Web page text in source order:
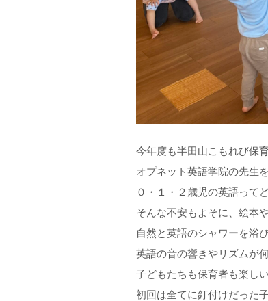
今年度も半田山こもれび保
オプネット英語学院の先生
０・１・２歳児の英語って
そんな不安もよそに、絵本
自然と英語のシャワーを浴
英語の音の響きやリズムが
子どもたちも保育者も楽し
初回は全てに釘付けだった